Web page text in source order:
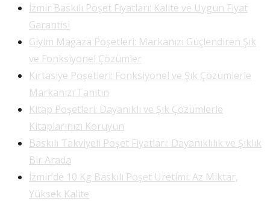
İzmir Baskılı Poşet Fiyatları: Kalite ve Uygun Fiyat
Garantisi
Giyim Mağaza Poşetleri: Markanızı Güçlendiren Şık
ve Fonksiyonel Çözümler
Kırtasiye Poşetleri: Fonksiyonel ve Şık Çözümlerle
Markanızı Tanıtın
Kitap Poşetleri: Dayanıklı ve Şık Çözümlerle
Kitaplarınızı Koruyun
Baskılı Takviyeli Poşet Fiyatları: Dayanıklılık ve Şıklık
Bir Arada
İzmir’de 10 Kg Baskılı Poşet Üretimi: Az Miktar,
Yüksek Kalite